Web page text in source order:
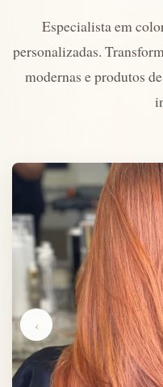
Especialista em
personalizadas.
modernas e produtos
‹